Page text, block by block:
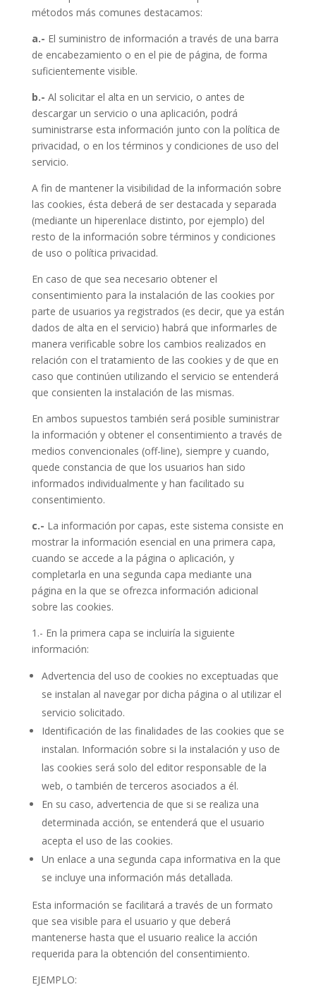
métodos más comunes destacamos:
a.- El suministro de información a través de una barra
de encabezamiento o en el pie de página, de forma
suficientemente visible.
b.- Al solicitar el alta en un servicio, o antes de
descargar un servicio o una aplicación, podrá
suministrarse esta información junto con la política de
privacidad, o en los términos y condiciones de uso del
servicio.
A fin de mantener la visibilidad de la información sobre
las cookies, ésta deberá de ser destacada y separada
(mediante un hiperenlace distinto, por ejemplo) del
resto de la información sobre términos y condiciones
de uso o política privacidad.
En caso de que sea necesario obtener el
consentimiento para la instalación de las cookies por
parte de usuarios ya registrados (es decir, que ya están
dados de alta en el servicio) habrá que informarles de
manera verificable sobre los cambios realizados en
relación con el tratamiento de las cookies y de que en
caso que continúen utilizando el servicio se entenderá
que consienten la instalación de las mismas.
En ambos supuestos también será posible suministrar
la información y obtener el consentimiento a través de
medios convencionales (off-line), siempre y cuando,
quede constancia de que los usuarios han sido
informados individualmente y han facilitado su
consentimiento.
c.- La información por capas, este sistema consiste en
mostrar la información esencial en una primera capa,
cuando se accede a la página o aplicación, y
completarla en una segunda capa mediante una
página en la que se ofrezca información adicional
sobre las cookies.
1.- En la primera capa se incluiría la siguiente
información:
Advertencia del uso de cookies no exceptuadas que
se instalan al navegar por dicha página o al utilizar el
servicio solicitado.
Identificación de las finalidades de las cookies que se
instalan. Información sobre si la instalación y uso de
las cookies será solo del editor responsable de la
web, o también de terceros asociados a él.
En su caso, advertencia de que si se realiza una
determinada acción, se entenderá que el usuario
acepta el uso de las cookies.
Un enlace a una segunda capa informativa en la que
se incluye una información más detallada.
Esta información se facilitará a través de un formato
que sea visible para el usuario y que deberá
mantenerse hasta que el usuario realice la acción
requerida para la obtención del consentimiento.
EJEMPLO: